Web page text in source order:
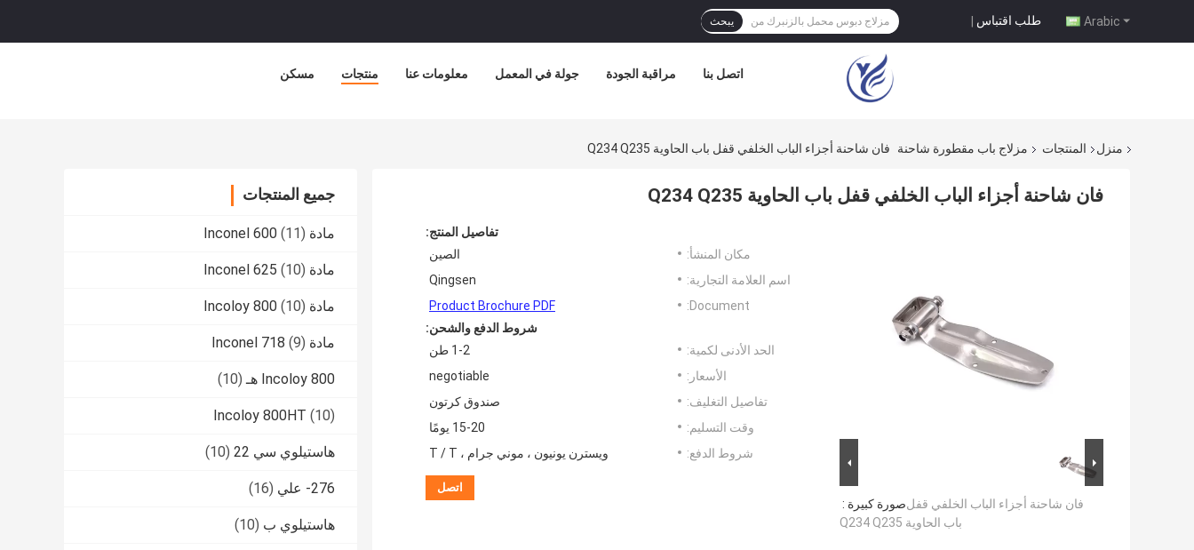
Arabic طلب اقتباس | يبحث
مسكن منتجات معلومات عنا جولة في المعمل مراقبة الجودة اتصل بنا
منزل المنتجات مزلاج باب مقطورة شاحنة فان شاحنة أجزاء الباب الخلفي قفل باب الحاوية Q234 Q235
جميع المنتجات
مادة Inconel 600 (11)
مادة Inconel 625 (10)
مادة Incoloy 800 (10)
مادة Inconel 718 (9)
Incoloy 800 هـ (10)
Incoloy 800HT (10)
هاستيلوي سي 22 (10)
276- علي (16)
هاستيلوي ب (10)
فان شاحنة أجزاء الباب الخلفي قفل باب الحاوية Q234 Q235
صورة كبيرة :فان شاحنة أجزاء الباب الخلفي قفل
باب الحاوية Q234 Q235
تفاصيل المنتج:
مكان المنشأ:
الصين
اسم العلامة التجارية:
Qingsen
Document:
Product Brochure PDF
شروط الدفع والشحن:
الحد الأدنى لكمية:
1-2 طن
الأسعار:
negotiable
تفاصيل التغليف:
صندوق كرتون
وقت التسليم:
15-20 يومًا
شروط الدفع:
ويسترن يونيون ، موني جرام ، T / T
اتصل